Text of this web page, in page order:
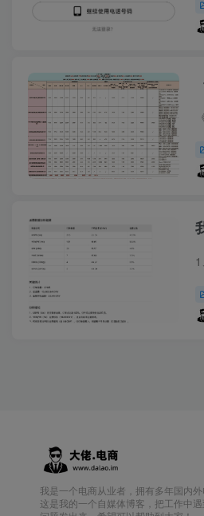
我是一个电商从业者，拥有多年国内外
这是我的一个自媒体博客，把工作中